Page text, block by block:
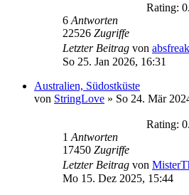
Rating:
6 Antworten
22526 Zugriffe
Letzter Beitrag von absfreak
So 25. Jan 2026, 16:31
Australien, Südostküste
von StringLove » So 24. Mär
Rating:
1 Antworten
17450 Zugriffe
Letzter Beitrag von
Mo 15. Dez 2025, 15:44